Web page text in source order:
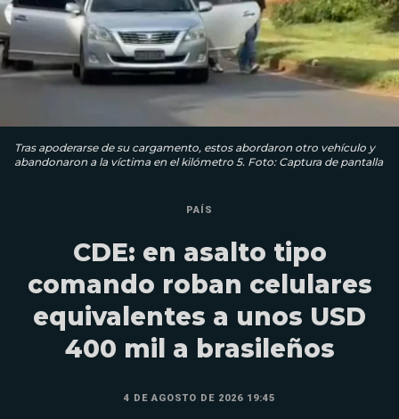
Tras apoderarse de su cargamento, estos abordaron otro vehículo y
abandonaron a la víctima en el kilómetro 5. Foto: Captura de pantalla
PAÍS
CDE: en asalto tipo
comando roban celulares
equivalentes a unos USD
400 mil a brasileños
4 DE AGOSTO DE 2026 19:45